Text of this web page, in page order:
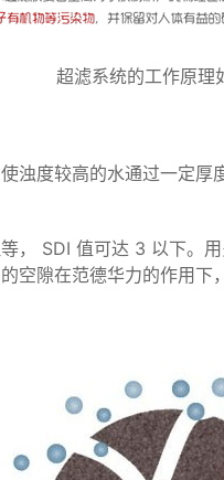
超滤系统的工作原理
浊度较高的水通过一定
， SDI 值可达 3 以下。
隙在范德华力的作用下